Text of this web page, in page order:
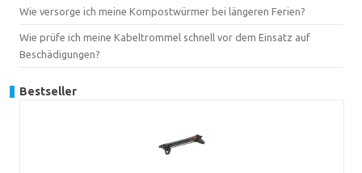
Wie versorge ich meine Kompostwürmer bei längeren Ferien?
Wie prüfe ich meine Kabeltrommel schnell vor dem Einsatz auf
Beschädigungen?
Bestseller